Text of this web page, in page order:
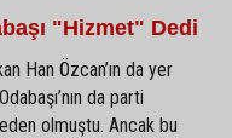
"Hizmet" Dedi
Han Özcan’ın da yer
da parti
olmuştu. Ancak bu